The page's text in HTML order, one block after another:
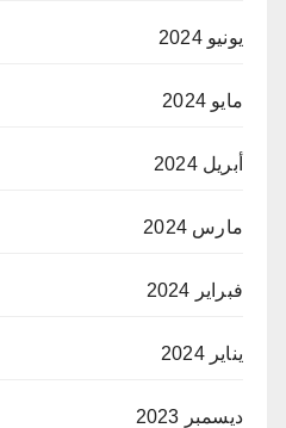
يونيو 2024
مايو 2024
أبريل 2024
مارس 2024
فبراير 2024
يناير 2024
ديسمبر 2023